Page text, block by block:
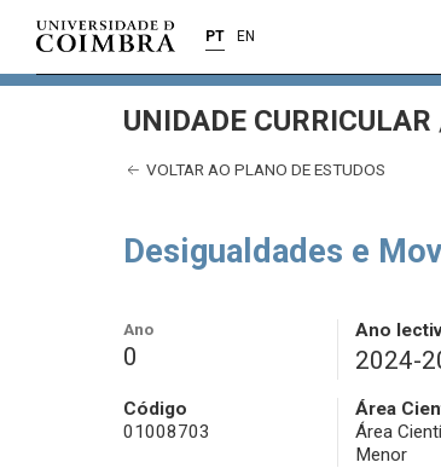
PT EN
UNIDADE CURRICULAR
VOLTAR AO PLANO DE ESTUDOS
Desigualdades e
Ano
0
Ano
2024-
Código
01008703
Área
Área
Menor